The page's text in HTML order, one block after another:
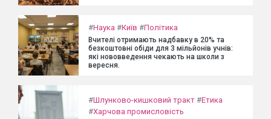
#Наука #Київ #Політика
Вчителі отримають надбавку в 20% та
безкоштовні обіди для 3 мільйонів учнів:
які нововведення чекають на школи з
вересня.
#Шлунково-кишковий тракт #Етика
#Харчова промисловість